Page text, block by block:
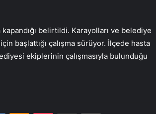
belirtildi. Karayolları ve belediye
başlattığı çalışma sürüyor. İlçede hasta
ekiplerinin çalışmasıyla bulunduğu